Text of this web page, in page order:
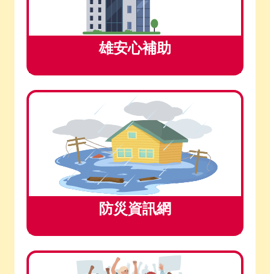
雄安心補助
防災資訊網